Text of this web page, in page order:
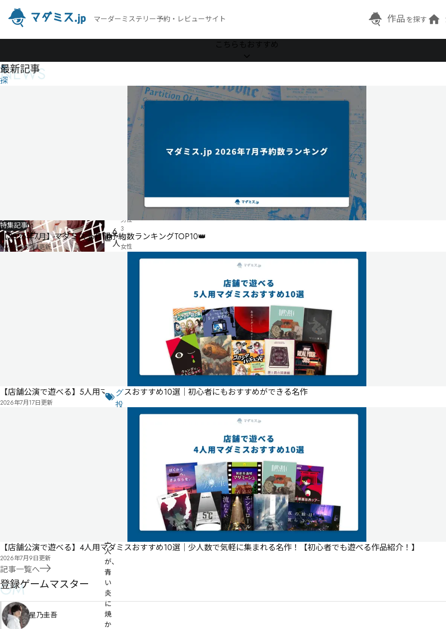
マーダーミステリー予約・レビューサイト 作品 を探す
を
探
6
人
男性
3
名・
女性
ー
ジ
な
る
グ
投
主
人
が、
青
い
炎
に
焼
か
こちらもおすすめ
NEWS
最新記事
特集記事
【2026年7月】マダミス.jp月間予約数ランキングTOP10👑
2026年8月3日更新
【店舗公演で遊べる】5人用マダミスおすすめ10選｜初心者にもおすすめができる名作
2026年7月17日更新
【店舗公演で遊べる】4人用マダミスおすすめ10選｜少人数で気軽に集まれる名作！【初心者でも遊べる作品紹介！】
2026年7月9日更新
記事一覧へ
GM
登録ゲームマスター
星乃圭吾